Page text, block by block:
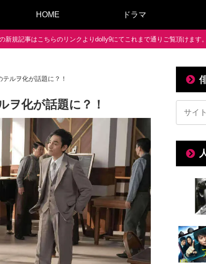
HOME ドラマ
新規記事はこちらのリンクよりdolly9にてこれまで通りご覧頂けます。
テルヲ化が話題に？！
ヲ化が話題に？！